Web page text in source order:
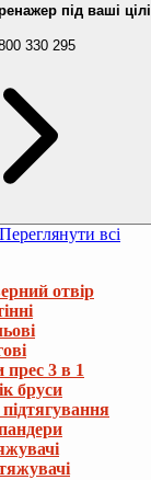
під ваші цілі
330 295
Переглянути всі
отвір
прес 3 в 1
бруси